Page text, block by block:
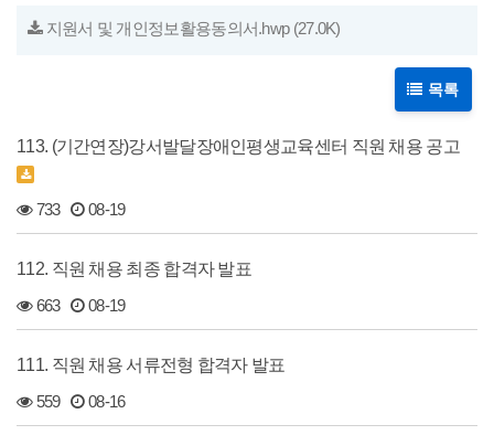
지원서 및 개인정보활용동의서.hwp(27.0K)
목록
113. (기간연장)강서발달장애인평생교육센터 직원 채용 공고
733 08-19
112. 직원 채용 최종 합격자 발표
663 08-19
111. 직원 채용 서류전형 합격자 발표
559 08-16